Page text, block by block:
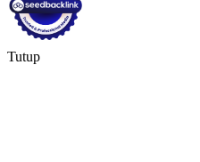
Tutup